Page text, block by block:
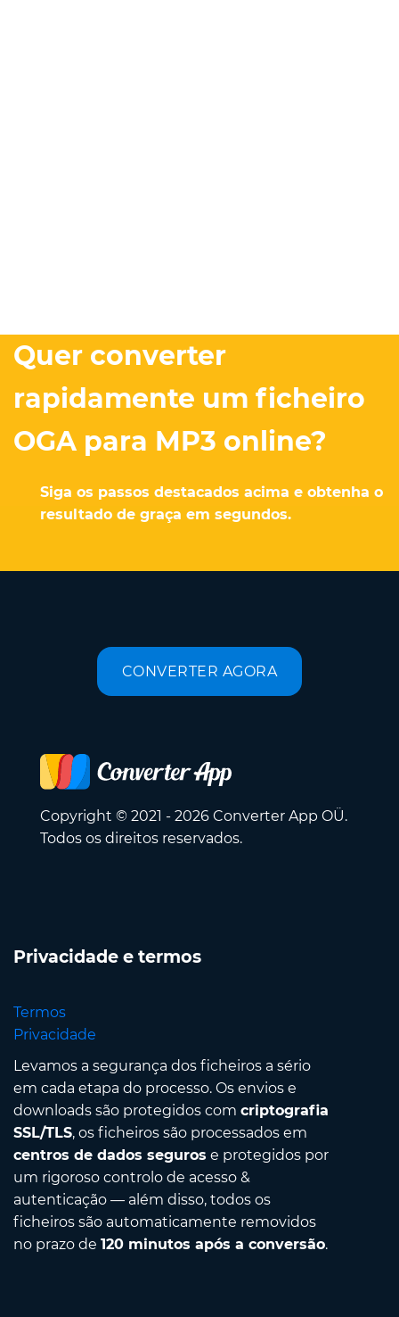
Quer converter
rapidamente um ficheiro
OGA para MP3 online?
Siga os passos destacados acima e obtenha o
resultado de graça em segundos.
CONVERTER AGORA
Copyright © 2021 - 2026 Converter App OÜ.
Todos os direitos reservados.
Privacidade e termos
Termos
Privacidade
Levamos a segurança dos ficheiros a sério
em cada etapa do processo. Os envios e
downloads são protegidos com criptografia
SSL/TLS, os ficheiros são processados em
centros de dados seguros e protegidos por
um rigoroso controlo de acesso &
autenticação — além disso, todos os
ficheiros são automaticamente removidos
no prazo de 120 minutos após a conversão.